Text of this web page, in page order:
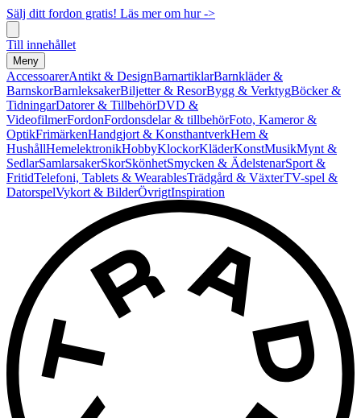
Sälj ditt fordon gratis! Läs mer om hur ->
Till innehållet
Meny
AccessoarerAntikt & DesignBarnartiklarBarnkläder &
BarnskorBarnleksakerBiljetter & ResorBygg & VerktygBöcker &
TidningarDatorer & TillbehörDVD &
VideofilmerFordonFordonsdelar & tillbehörFoto, Kameror &
OptikFrimärkenHandgjort & KonsthantverkHem &
HushållHemelektronikHobbyKlockorKläderKonstMusikMynt &
SedlarSamlarsakerSkorSkönhetSmycken & ÄdelstenarSport &
FritidTelefoni, Tablets & WearablesTrädgård & VäxterTV-spel &
DatorspelVykort & BilderÖvrigtInspiration